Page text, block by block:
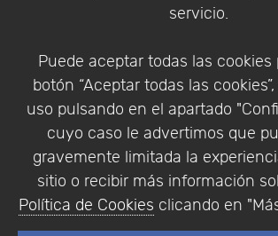
servicio.
Puede aceptar todas las cookies
botón “Aceptar todas las
uso pulsando en el apartado
cuyo caso le advertimos que
gravemente limitada la
sitio o recibir más información
Política de Cookies clicando en
Identificarse
Empresa|Aviso Legal| Política de
Política de Cookies
© Copyright 1994 - 2026.
Científico, S.L.